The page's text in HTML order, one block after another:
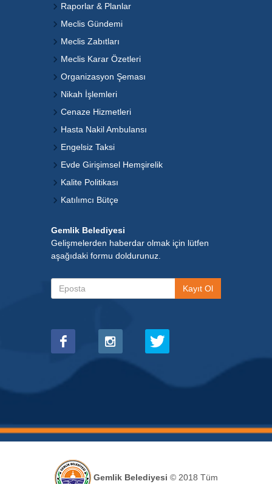
Raporlar & Planlar
Meclis Gündemi
Meclis Zabıtları
Meclis Karar Özetleri
Organizasyon Şeması
Nikah İşlemleri
Cenaze Hizmetleri
Hasta Nakil Ambulansı
Engelsiz Taksi
Evde Girişimsel Hemşirelik
Kalite Politikası
Katılımcı Bütçe
Gemlik Belediyesi
Gelişmelerden haberdar olmak için lütfen
aşağıdaki formu doldurunuz.
Gemlik Belediyesi © 2018 Tüm